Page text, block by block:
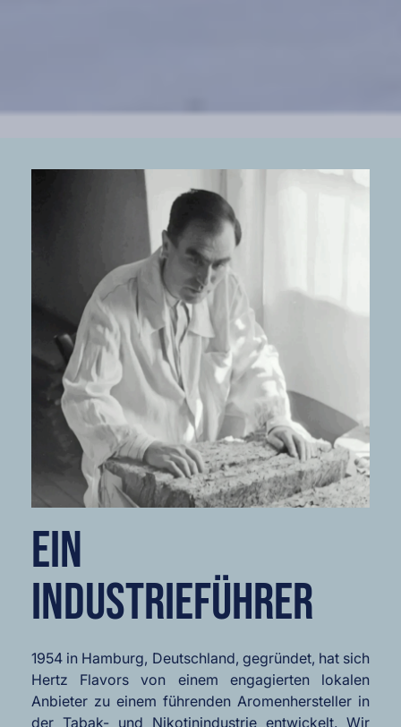
EIN
INDUSTRIEFÜHRER
1954 in Hamburg, Deutschland, gegründet, hat sich
Hertz Flavors von einem engagierten lokalen
Anbieter zu einem führenden Aromenhersteller in
der Tabak- und Nikotinindustrie entwickelt. Wir